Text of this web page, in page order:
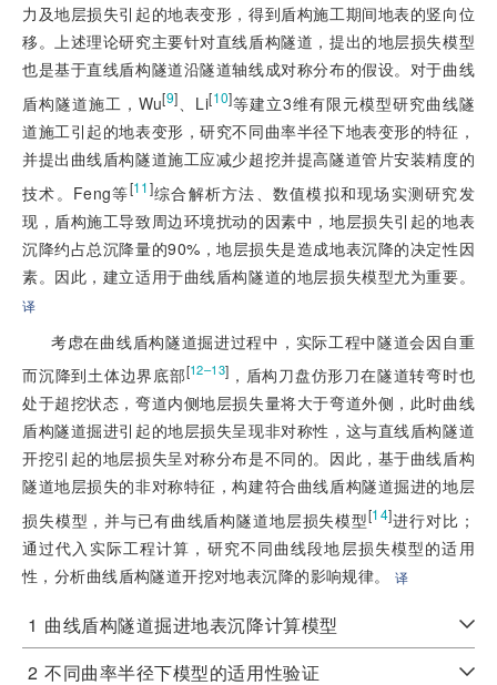
力及地层损失引起的地表变形，得到盾构施工期间地表的竖向位
移。上述理论研究主要针对直线盾构隧道，提出的地层损失模型
也是基于直线盾构隧道沿隧道轴线成对称分布的假设。对于曲线
盾构隧道施工，Wu[9] 、Li[10]等建立3维有限元模型研究曲线隧
道施工引起的地表变形，研究不同曲率半径下地表变形的特征，
并提出曲线盾构隧道施工应减少超挖并提高隧道管片安装精度的
技术。Feng等[11]综合解析方法、数值模拟和现场实测研究发
现，盾构施工导致周边环境扰动的因素中，地层损失引起的地表
沉降约占总沉降量的90%，地层损失是造成地表沉降的决定性因
素。因此，建立适用于曲线盾构隧道的地层损失模型尤为重要。
译
考虑在曲线盾构隧道掘进过程中，实际工程中隧道会因自重
而沉降到土体边界底部[12–13] ，盾构刀盘仿形刀在隧道转弯时也
处于超挖状态，弯道内侧地层损失量将大于弯道外侧，此时曲线
盾构隧道掘进引起的地层损失呈现非对称性，这与直线盾构隧道
开挖引起的地层损失呈对称分布是不同的。因此，基于曲线盾构
隧道地层损失的非对称特征，构建符合曲线盾构隧道掘进的地层
损失模型，并与已有曲线盾构隧道地层损失模型[14]进行对比；
通过代入实际工程计算，研究不同曲线段地层损失模型的适用
性，分析曲线盾构隧道开挖对地表沉降的影响规律。
译
1 曲线盾构隧道掘进地表沉降计算模型
2 不同曲率半径下模型的适用性验证